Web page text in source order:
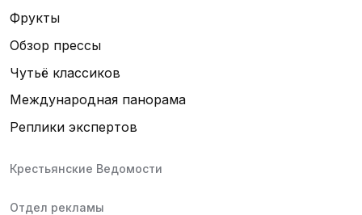
Фрукты
Обзор прессы
Чутьё классиков
Международная панорама
Реплики экспертов
Крестьянские Ведомости
Отдел рекламы